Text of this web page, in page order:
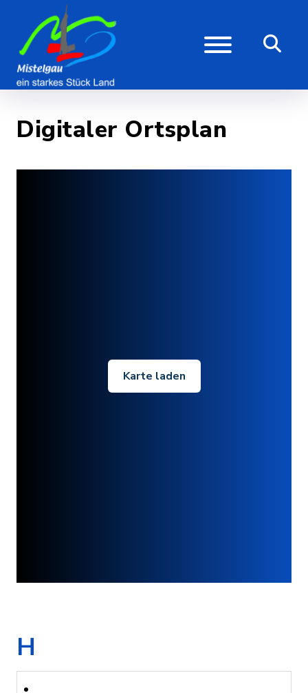
Digitaler Ortsplan
Karte laden
H